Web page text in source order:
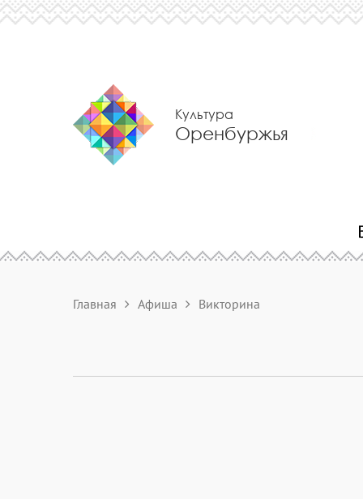
Культура
Оренбуржья
Главная Афиша Викторина